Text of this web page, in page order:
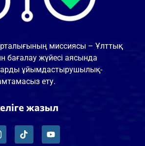
миссиясы – Ұлттық
бағалау жүйесі аясында
ұйымдастырушылық-
ету.
жазыл